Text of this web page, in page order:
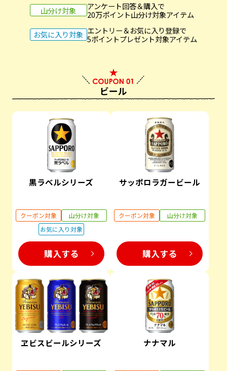
山分け対象
アンケート回答＆購入で
20万ポイント山分け対象アイテム
お気に入り対象 エントリー＆お気に入り登録で
5ポイントプレゼント対象アイテム
黒ラベルシリーズ
クーポン対象
山分け対象
お気に入り対象
購入する
サッポロラガービール
クーポン対象 山分け対象
購入する
ヱビスビールシリーズ ナナマル